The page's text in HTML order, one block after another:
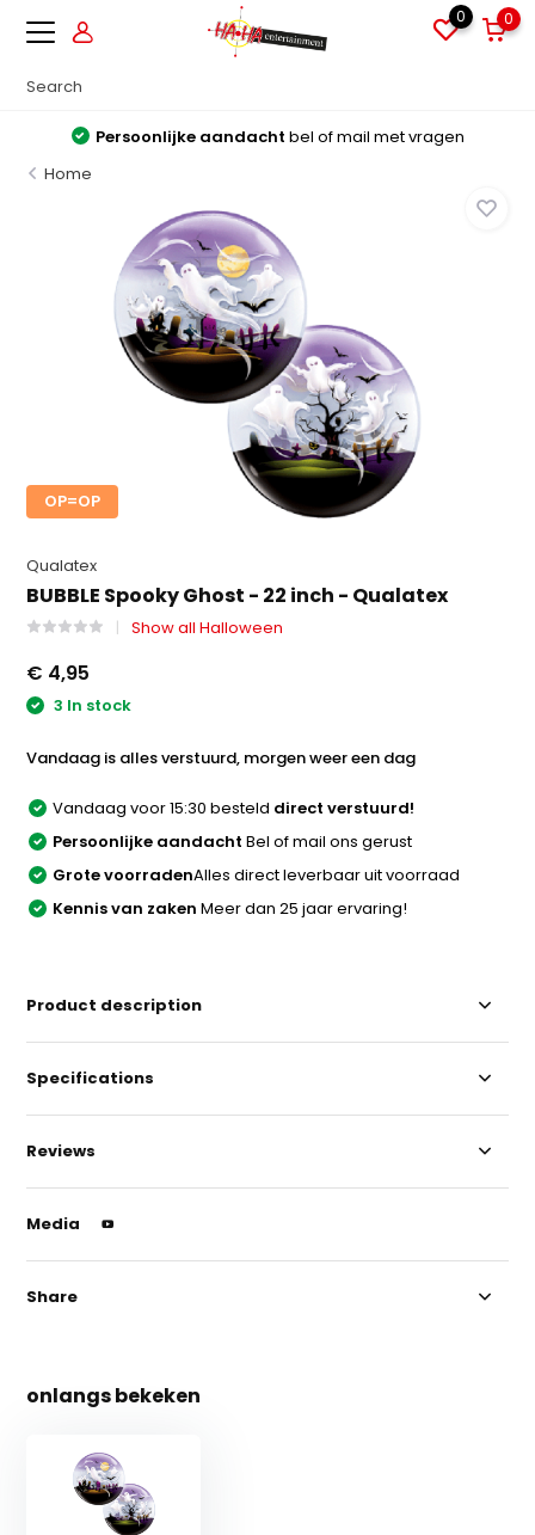
0 0
Persoonlijke aandacht bel of mail met vragen
Home
OP=OP
Qualatex
BUBBLE Spooky Ghost - 22 inch - Qualatex
Show all Halloween
€ 4,95
3 In stock
Vandaag is alles verstuurd, morgen weer een dag
Vandaag voor 15:30 besteld direct verstuurd!
Persoonlijke aandacht Bel of mail ons gerust
Grote voorradenAlles direct leverbaar uit voorraad
Kennis van zaken Meer dan 25 jaar ervaring!
Product description
Specifications
Reviews
Media
Share
onlangs bekeken